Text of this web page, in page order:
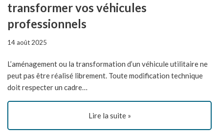
transformer vos véhicules
professionnels
14 août 2025
L’aménagement ou la transformation d’un véhicule utilitaire ne
peut pas être réalisé librement. Toute modification technique
doit respecter un cadre…
Lire la suite »